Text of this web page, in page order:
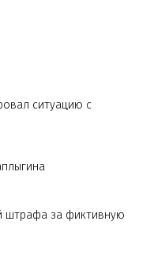
ситуацию с
штрафа за фиктивную